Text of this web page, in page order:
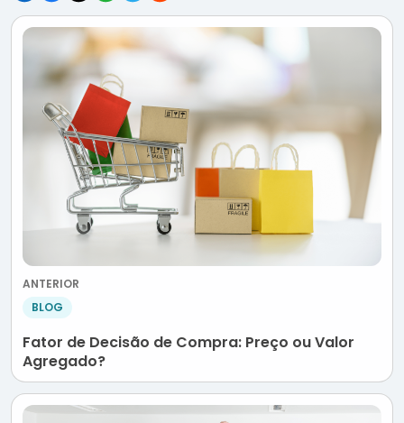
ANTERIOR
BLOG
Fator de Decisão de Compra: Preço ou Valor
Agregado?